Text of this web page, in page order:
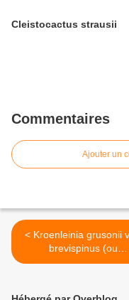
Cleistocactus strausii
Commentaires
Ajouter un
< Kroenleinia grusonii var.
brevispinus (ou
Echinocactus grusonii